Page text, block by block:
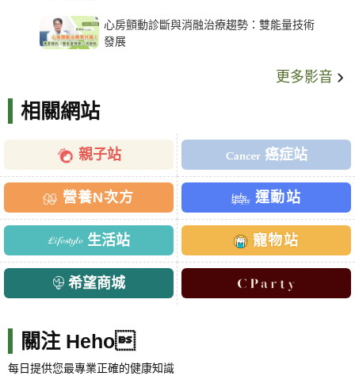
心房顫動診斷與消融治療趨勢：雙能量技術
發展
更多影音
相關網站
親子站 癌症站
營養N次方 運動站
生活站 寵物站
希望商城
關注 Heho
每日提供您最專業正確的健康知識